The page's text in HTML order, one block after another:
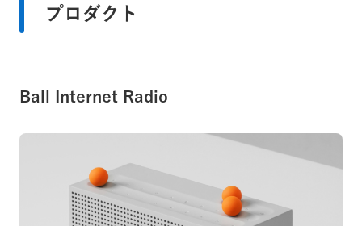
プロダクト
Ball Internet Radio